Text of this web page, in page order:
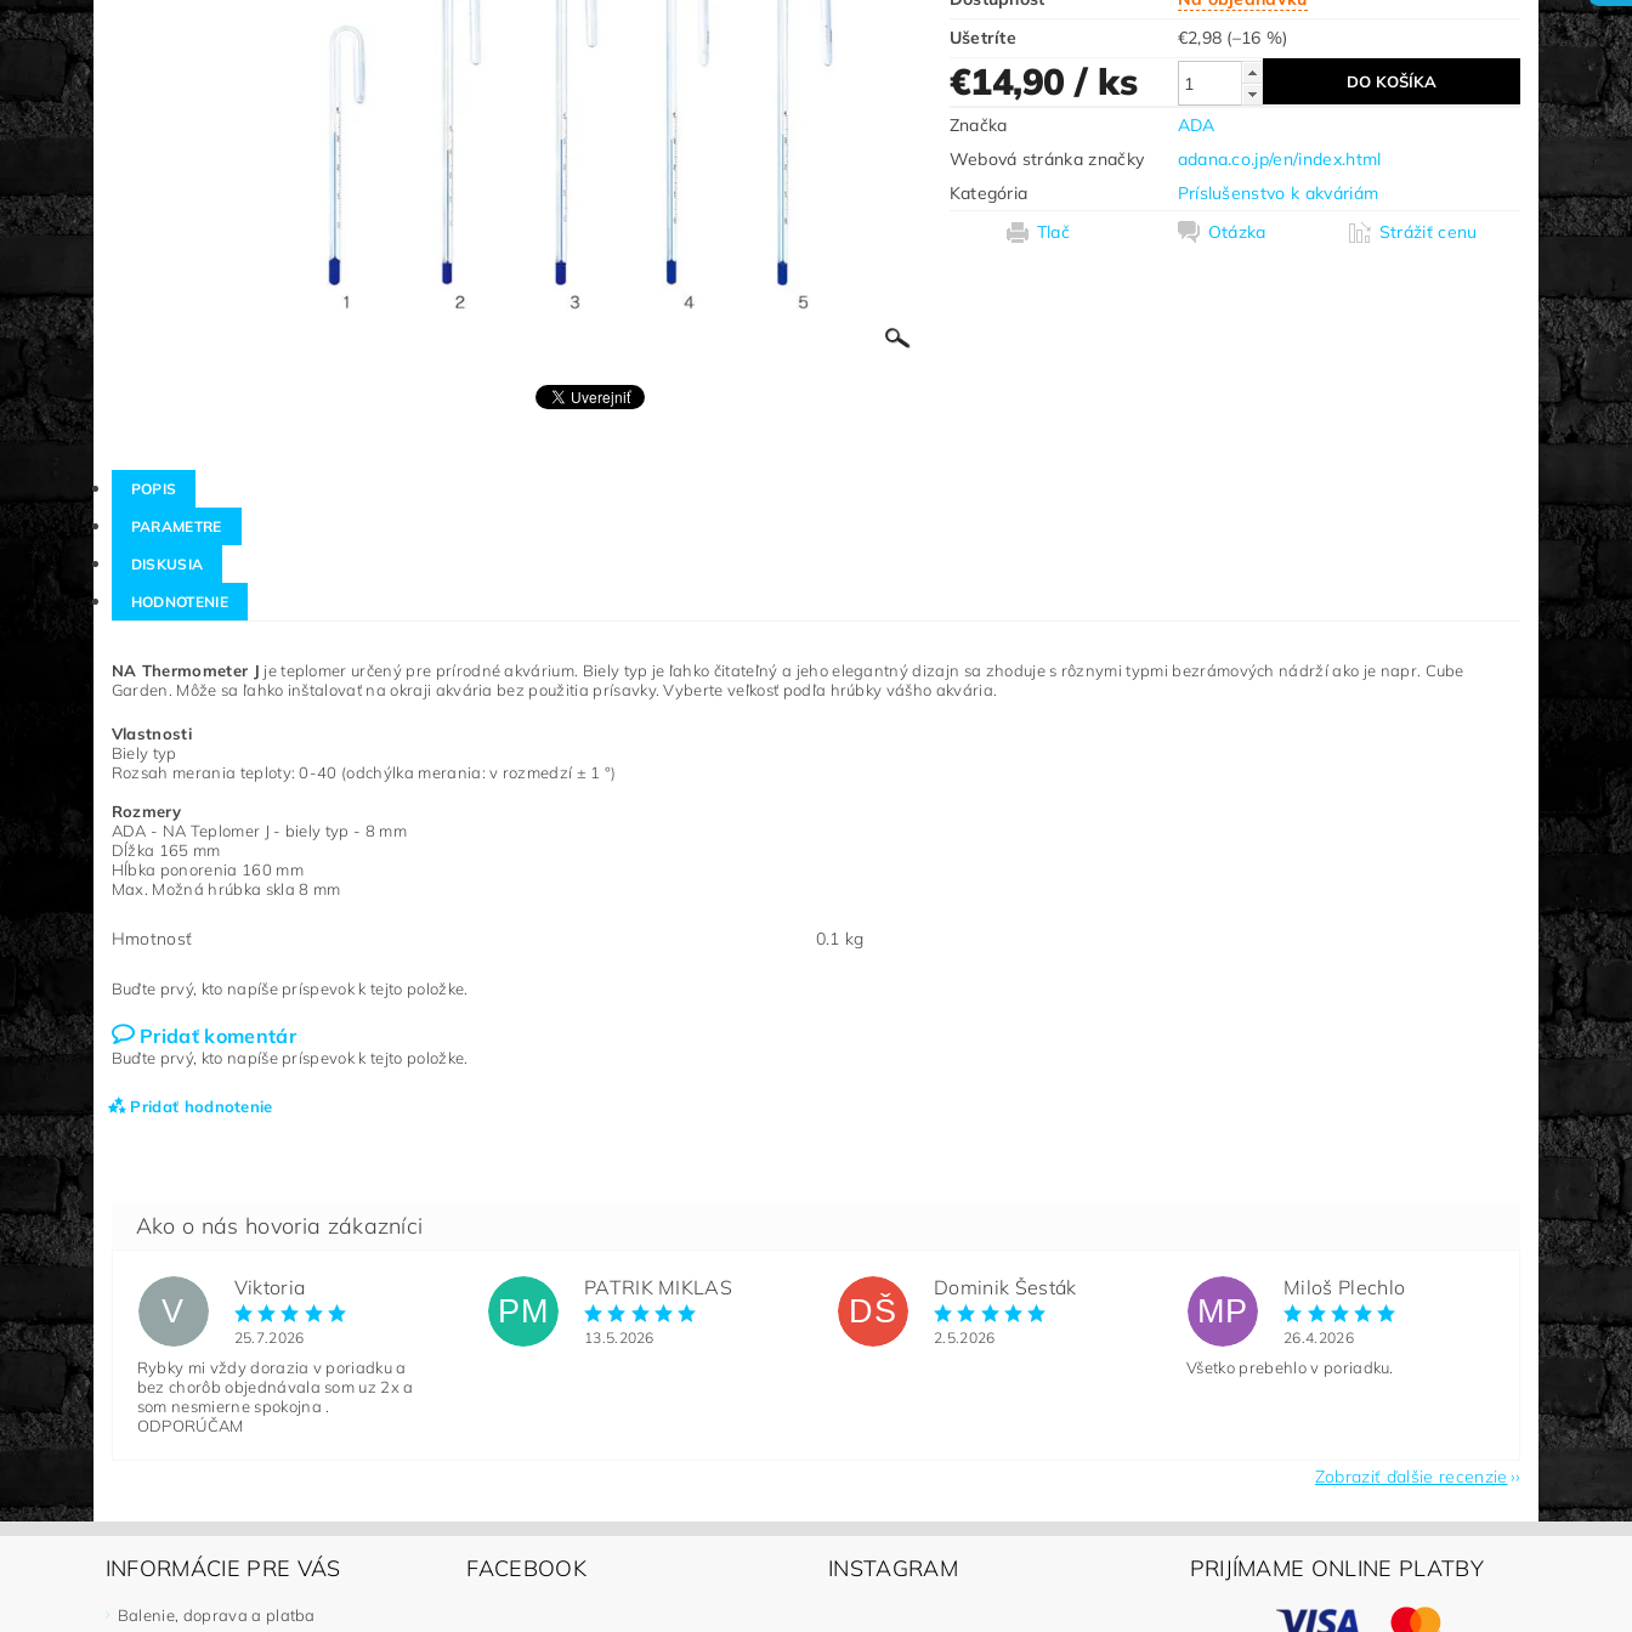
Ušetríte
€2,98 (–16 %)
€14,90/ ks
Značka
ADA
Webová stránka značky
adana.co.jp/en/index.html
Kategória
Príslušenstvo k akváriám
Tlač
Otázka Strážiť cenu
POPIS
PARAMETRE
DISKUSIA
HODNOTENIE
NA Thermometer J je teplomer určený pre prírodné akvárium. Biely typ je ľahko čitateľný a jeho elegantný dizajn sa zhoduje s rôznymi typmi bezrámových nádrží ako je napr. Cube
Garden. Môže sa ľahko inštalovať na okraji akvária bez použitia prísavky.Vyberte veľkosť podľa hrúbky vášho akvária.
Vlastnosti
Biely typ
Rozsah merania teploty: 0-40 (odchýlka merania: v rozmedzí ± 1 °)
Rozmery
ADA - NA Teplomer J - biely typ - 8 mm
Dĺžka 165 mm
Hĺbka ponorenia 160 mm
Max. Možná hrúbka skla 8 mm
Hmotnosť 0.1 kg
Buďte prvý, kto napíše príspevok k tejto položke.
Pridať komentár
Buďte prvý, kto napíše príspevok k tejto položke.
Pridať hodnotenie
V
Viktoria
25.7.2026
Rybky mi vždy dorazia v poriadku a
bez chorôb objednávala som uz 2x a
som nesmierne spokojna .
ODPORÚČAM
PM
PATRIK MIKLAS
13.5.2026
DŠ
Dominik Šesták
2.5.2026
MP
Miloš Plechlo
26.4.2026
Všetko prebehlo v poriadku.
Zobraziť ďalšie recenzie
INFORMÁCIE PRE VÁS
Balenie, doprava a platba
FACEBOOK INSTAGRAM PRIJÍMAME ONLINE PLATBY